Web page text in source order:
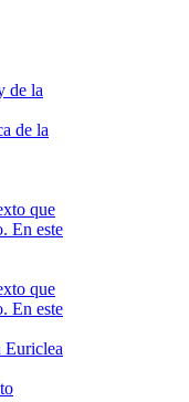
de la
de la
Euriclea